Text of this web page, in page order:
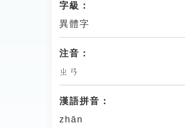
字級：
異體字
注音：
ㄓㄢ
漢語拼音：
zhān